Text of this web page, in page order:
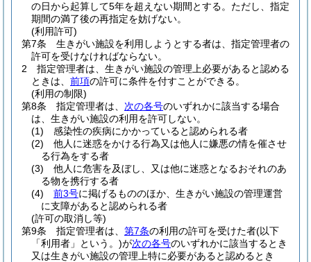
の日から起算して5年を超えない期間とする。 ただし、指定
期間の満了後の再指定を妨げない。
(利用許可)
第7条
生きがい施設を利用しようとする者は、指定管理者の
許可を受けなければならない。
2
指定管理者は、生きがい施設の管理上必要があると認める
ときは、 前項の許可に条件を付すことができる。
(利用の制限)
第8条
指定管理者は、 次の各号のいずれかに該当する場合
は、生きがい施設の利用を許可しない。
(1)
感染性の疾病にかかっていると認められる者
(2)
他人に迷惑をかける行為又は他人に嫌悪の情を催させ
る行為をする者
(3)
他人に危害を及ぼし、又は他に迷惑となるおそれのあ
る物を携行する者
(4)
前3号に掲げるもののほか、生きがい施設の管理運営
に支障があると認められる者
(許可の取消し等)
第9条
指定管理者は、 第7条の利用の許可を受けた者(以下
「利用者」という。)が次の各号のいずれかに該当するとき
又は生きがい施設の管理上特に必要があると認めるとき